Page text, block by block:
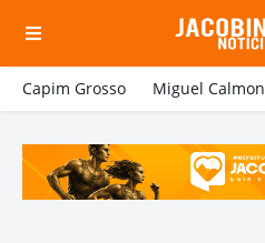
Capim Grosso Miguel Calmon